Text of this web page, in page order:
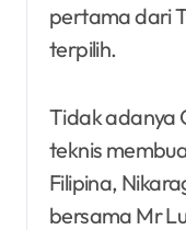
pertama dari
terpilih.
Tidak adanya
teknis
Filipina,
bersama Mr